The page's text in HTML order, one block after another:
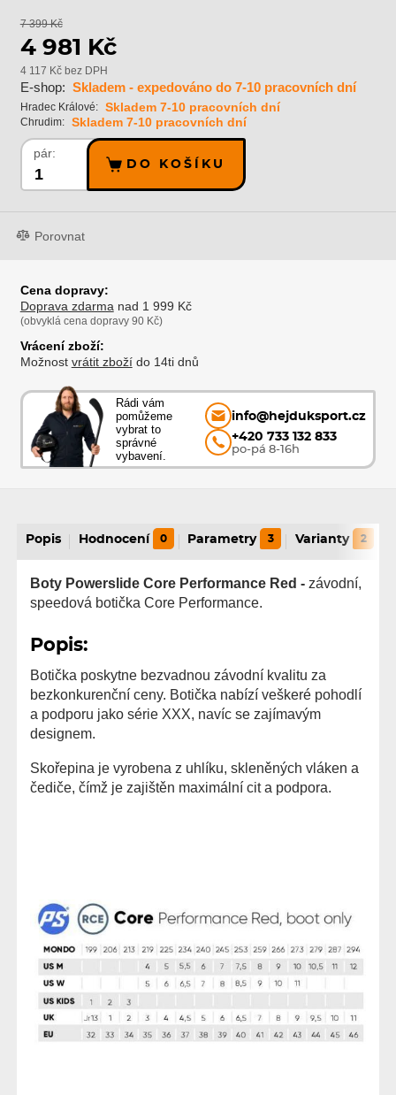
7 399 Kč
4 981 Kč
4 117 Kč bez DPH
E-shop: Skladem - expedováno do 7-10 pracovních dní
Hradec Králové: Skladem 7-10 pracovních dní
Chrudim: Skladem 7-10 pracovních dní
pár:
DO KOŠÍKU
Porovnat
Cena dopravy:
Doprava zdarmanad 1 999 Kč
(obvyklá cena dopravy 90 Kč)
Vrácení zboží:
Možnost vrátit zbožído 14ti dnů
Rádi vám
pomůžeme
vybrat to
správné
vybavení.
info@hejduksport.cz
+420 733 132 833
po-pá 8-16h
Popis Hodnocení 0 Parametry 3 Varianty 2
Boty Powerslide Core Performance Red - závodní,
speedová botička Core Performance.
Popis:
Botička poskytne bezvadnou závodní kvalitu za
bezkonkurenční ceny. Botička nabízí veškeré pohodlí
a podporu jako série XXX, navíc se zajímavým
designem.
Skořepina je vyrobena z uhlíku, skleněných vláken a
čediče, čímž je zajištěn maximální cit a podpora.